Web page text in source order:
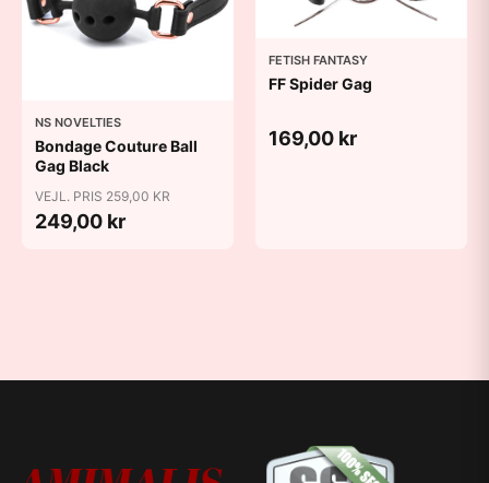
NS NOVELTIES
Bondage Couture Ball
Gag Black
VEJL. PRIS 259,00 KR
249,00 kr
FETISH FANTASY
FF Spider Gag
169,00 kr